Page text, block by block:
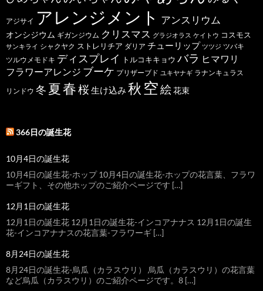
アジサイ アレンジメント アンスリウム
オンシジウム ギガンジウム クリスマス グラジオラス ケイトウ コスモス
サンキライ シャクヤク ストレリチア ダリア チューリップ ツツジ ツバキ
ツルウメモドキ ディスプレイ トルコキキョウ バラ ヒマワリ
フラワーアレンジ ブーケ プリザーブド ユキヤナギ ラナンキュラス
リンドウ 冬 夏春桜生け込み 秋 空絵花束
366日の誕生花
10月4日の誕生花
10月4日の誕生花-ホップ 10月4日の誕生花-ホップの花言葉、フラワ
ーギフト、その他ホップのご紹介ページです […]
12月1日の誕生花
12月1日の誕生花 12月1日の誕生花-インコアナナス 12月1日の誕生
花-インコアナナスの花言葉-フラワーギ […]
8月24日の誕生花
8月24日の誕生花-烏瓜（カラスウリ） 烏瓜（カラスウリ）の花言葉
など烏瓜（カラスウリ）のご紹介ページです。8 […]